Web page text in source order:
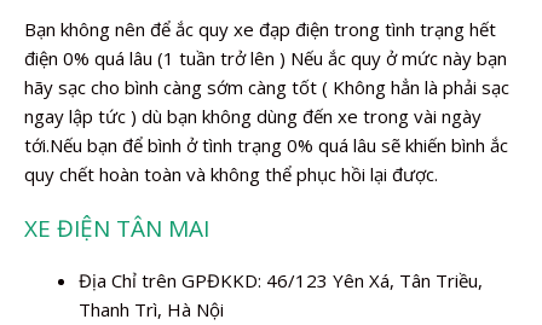
Bạn không nên để ắc quy xe đạp điện trong tình trạng hết
điện 0% quá lâu (1 tuần trở lên ) Nếu ắc quy ở mức này bạn
hãy sạc cho bình càng sớm càng tốt ( Không hẳn là phải sạc
ngay lập tức ) dù bạn không dùng đến xe trong vài ngày
tới.Nếu bạn để bình ở tình trạng 0% quá lâu sẽ khiến bình ắc
quy chết hoàn toàn và không thể phục hồi lại được.
XE ĐIỆN TÂN MAI
Địa Chỉ trên GPĐKKD: 46/123 Yên Xá, Tân Triều,
Thanh Trì, Hà Nội